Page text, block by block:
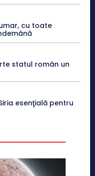
cu toate
statul român un
esenţială pentru